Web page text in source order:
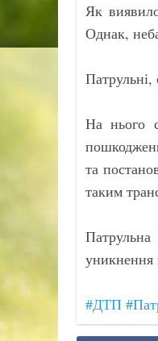
Як
Однак,
На нього
та
таким
уникнення
#ДТП